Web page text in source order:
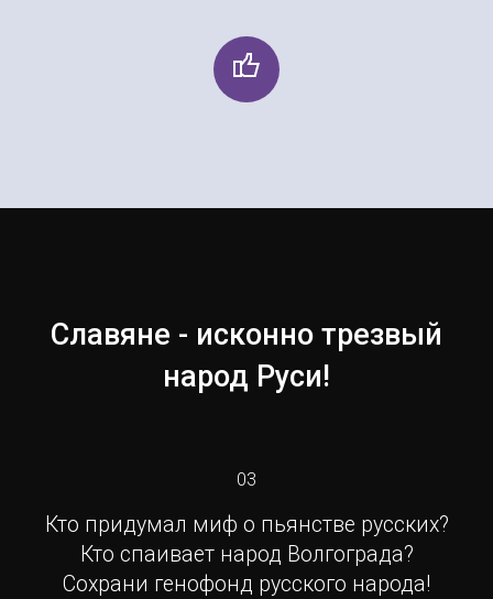
Славяне - исконно трезвый
народ Руси!
03
Кто придумал миф о пьянстве русских?
Кто спаивает народ Волгограда?
Сохрани генофонд русского народа!